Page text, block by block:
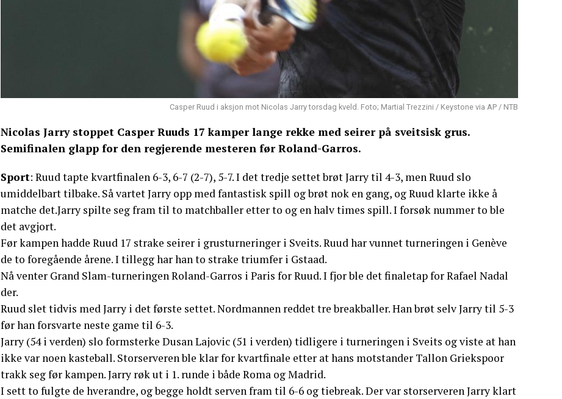
Casper Ruud i aksjon mot Nicolas Jarry torsdag kveld. Foto; Martial Trezzini / Keystone via AP / NTB
Nicolas Jarry stoppet Casper Ruuds 17 kamper lange rekke med seirer på sveitsisk grus.
Semifinalen glapp for den regjerende mesteren før Roland-Garros.
Sport: Ruud tapte kvartfinalen 6-3, 6-7 (2-7), 5-7. I det tredje settet brøt Jarry til 4-3, men Ruud slo
umiddelbart tilbake. Så vartet Jarry opp med fantastisk spill og brøt nok en gang, og Ruud klarte ikke å
matche det.Jarry spilte seg fram til to matchballer etter to og en halv times spill. I forsøk nummer to ble
det avgjort.
Før kampen hadde Ruud 17 strake seirer i grusturneringer i Sveits. Ruud har vunnet turneringen i Genève
de to foregående årene. I tillegg har han to strake triumfer i Gstaad.
Nå venter Grand Slam-turneringen Roland-Garros i Paris for Ruud. I fjor ble det finaletap for Rafael Nadal
der.
Ruud slet tidvis med Jarry i det første settet. Nordmannen reddet tre breakballer. Han brøt selv Jarry til 5-3
før han forsvarte neste game til 6-3.
Jarry (54 i verden) slo formsterke Dusan Lajovic (51 i verden) tidligere i turneringen i Sveits og viste at han
ikke var noen kasteball. Storserveren ble klar for kvartfinale etter at hans motstander Tallon Griekspoor
trakk seg før kampen. Jarry røk ut i 1. runde i både Roma og Madrid.
I sett to fulgte de hverandre, og begge holdt serven fram til 6-6 og tiebreak. Der var storserveren Jarry klart